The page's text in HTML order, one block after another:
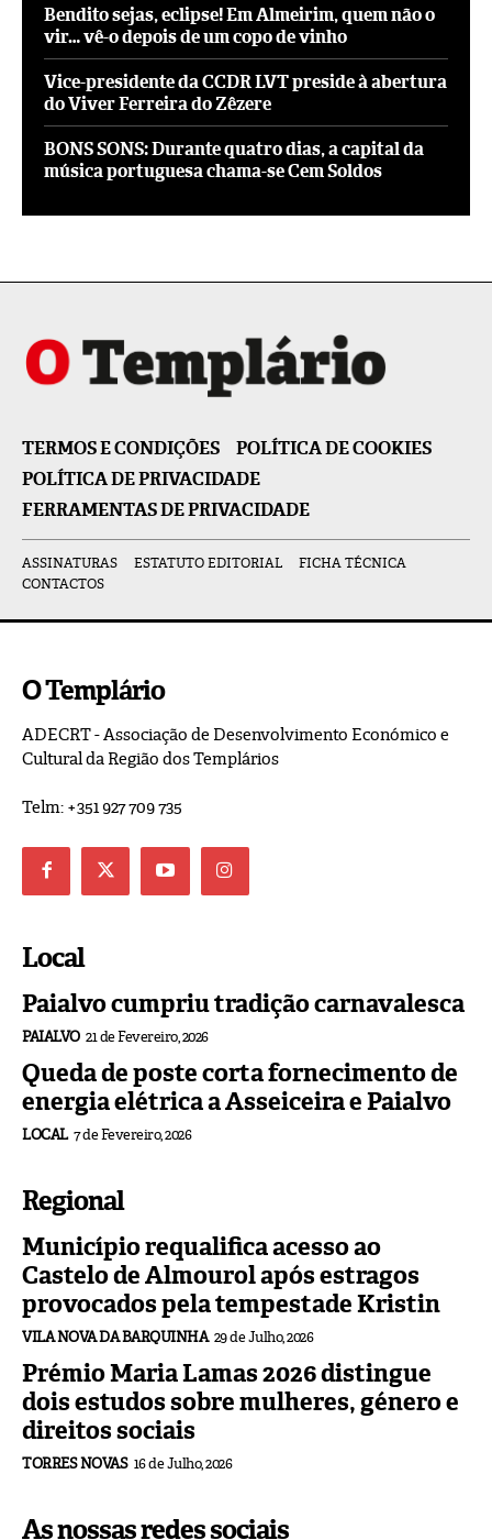
Bendito sejas, eclipse! Em Almeirim, quem não o
vir… vê-o depois de um copo de vinho
Vice-presidente da CCDR LVT preside à abertura
do Viver Ferreira do Zêzere
BONS SONS: Durante quatro dias, a capital da
música portuguesa chama-se Cem Soldos
TERMOS E CONDIÇÕES
POLÍTICA DE COOKIES
POLÍTICA DE PRIVACIDADE
FERRAMENTAS DE PRIVACIDADE
ASSINATURAS ESTATUTO EDITORIAL
FICHA TÉCNICA
CONTACTOS
O Templário
ADECRT - Associação de Desenvolvimento Económico e
Cultural da Região dos Templários
Telm: +351 927 709 735
Local
Paialvo cumpriu tradição carnavalesca
PAIALVO 21 de Fevereiro, 2026
Queda de poste corta fornecimento de
energia elétrica a Asseiceira e Paialvo
LOCAL 7 de Fevereiro, 2026
Regional
Município requalifica acesso ao
Castelo de Almourol após estragos
provocados pela tempestade Kristin
VILA NOVA DA BARQUINHA 29 de Julho, 2026
Prémio Maria Lamas 2026 distingue
dois estudos sobre mulheres, género e
direitos sociais
TORRES NOVAS 16 de Julho, 2026
As nossas redes sociais